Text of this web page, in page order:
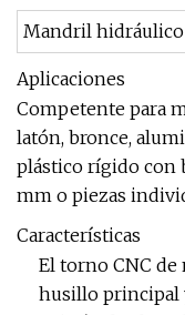
Mandril hidráulico
Aplicaciones
Competente para
latón, bronce,
plástico rígido con
mm o piezas
Características
El torno CNC
husillo principal